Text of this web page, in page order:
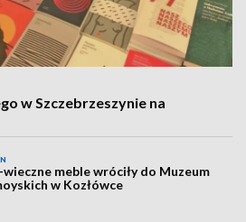
w Szczebrzeszynie na
meble wróciły do Muzeum
w Kozłówce